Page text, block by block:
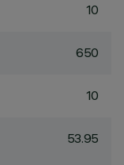
10
650
10
53.95